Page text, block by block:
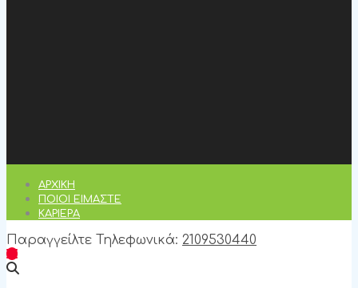
ΑΡΧΙΚΉ
ΠΟΙΟΊ ΕΊΜΑΣΤΕ
ΚΑΡΙΈΡΑ
Παραγγείλτε Τηλεφωνικά: 2109530440